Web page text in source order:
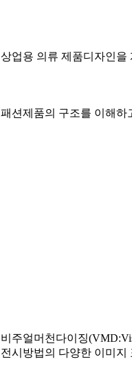
상업용 의류 제품디자인을
패션제품의 구조를 이해하
비주얼머천다이징
전시방법의 다양한 이미